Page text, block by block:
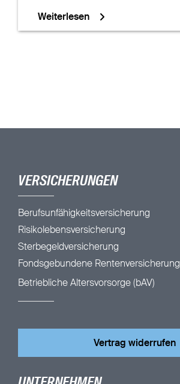
Weiterlesen
VERSICHERUNGEN
Berufsunfähigkeitsversicherung
Risikolebensversicherung
Sterbegeldversicherung
Fondsgebundene Rentenversicherung
Betriebliche Altersvorsorge (bAV)
Vertrag widerrufen